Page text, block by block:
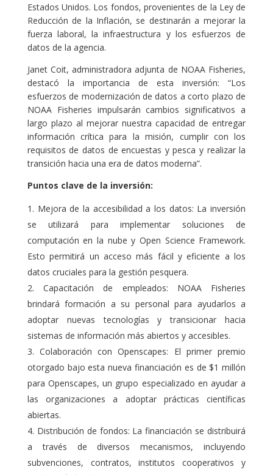
Estados Unidos. Los fondos, provenientes de la Ley de
Reducción de la Inflación, se destinarán a mejorar la
fuerza laboral, la infraestructura y los esfuerzos de
datos de la agencia.
Janet Coit, administradora adjunta de NOAA Fisheries,
destacó la importancia de esta inversión: “Los
esfuerzos de modernización de datos a corto plazo de
NOAA Fisheries impulsarán cambios significativos a
largo plazo al mejorar nuestra capacidad de entregar
información crítica para la misión, cumplir con los
requisitos de datos de encuestas y pesca y realizar la
transición hacia una era de datos moderna”.
Puntos clave de la inversión:
Mejora de la accesibilidad a los datos: La inversión
se utilizará para implementar soluciones de
computación en la nube y Open Science Framework.
Esto permitirá un acceso más fácil y eficiente a los
datos cruciales para la gestión pesquera.
Capacitación de empleados: NOAA Fisheries
brindará formación a su personal para ayudarlos a
adoptar nuevas tecnologías y transicionar hacia
sistemas de información más abiertos y accesibles.
Colaboración con Openscapes: El primer premio
otorgado bajo esta nueva financiación es de $1 millón
para Openscapes, un grupo especializado en ayudar a
las organizaciones a adoptar prácticas científicas
abiertas.
Distribución de fondos: La financiación se distribuirá
a través de diversos mecanismos, incluyendo
subvenciones, contratos, institutos cooperativos y